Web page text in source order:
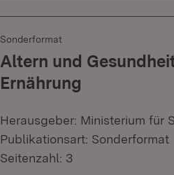
Sonderformat
Altern und
Ernährung
Herausgeber: Ministerium für
Publikationsart: Sonderformat
Seitenzahl: 3